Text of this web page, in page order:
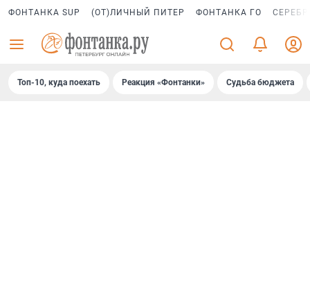
ФОНТАНКА SUP (ОТ)ЛИЧНЫЙ ПИТЕР ФОНТАНКА ГО
Топ-10, куда поехать Реакция «Фонтанки» Судьба бюджета